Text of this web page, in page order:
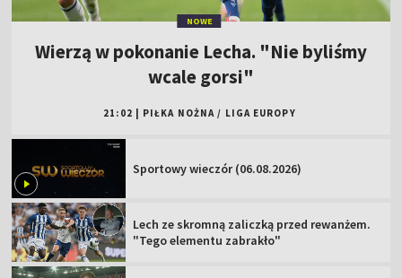
NOWE
Wierzą w pokonanie Lecha. "Nie byliśmy
wcale gorsi"
21:02 PIŁKA NOŻNA / LIGA EUROPY
Sportowy wieczór (06.08.2026)
Lech ze skromną zaliczką przed rewanżem.
"Tego elementu zabrakło"